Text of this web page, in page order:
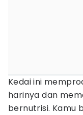
Kedai ini
harinya dan
bernutrisi. Kamu